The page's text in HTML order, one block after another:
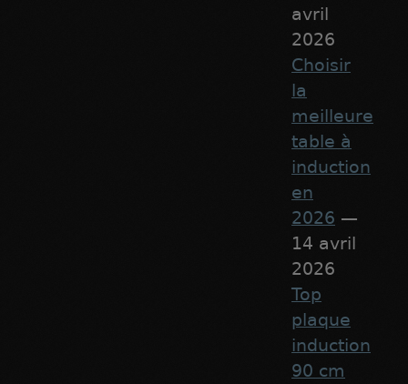
avril
2026
Choisir
la
meilleure
table à
induction
en
2026 —
14 avril
2026
Top
plaque
induction
90 cm